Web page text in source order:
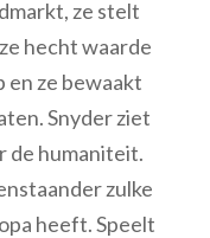
ze stelt
hecht waarde
en ze bewaakt
Snyder ziet
de humaniteit.
zulke
heeft. Speelt